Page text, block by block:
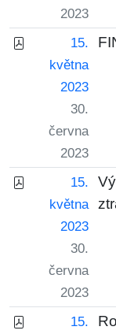
2023
15.
května
2023
30.
června
2023
15.
května
2023
30.
června
2023
15.